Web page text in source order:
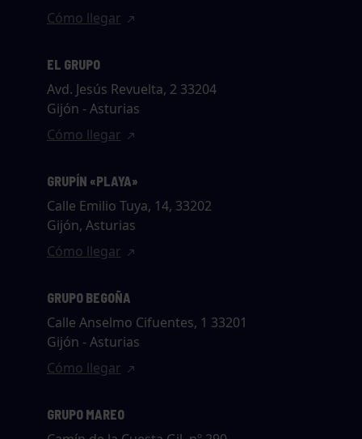
Cómo llegar
EL GRUPO
Avd. Jesús Revuelta, 2 33204
Gijón - Asturias
Cómo llegar
GRUPÍN «PLAYA»
Calle Emilio Tuya, 14, 33202
Gijón, Asturias
Cómo llegar
GRUPO BEGOÑA
Calle Anselmo Cifuentes, 1 33201
Gijón - Asturias
Cómo llegar
GRUPO MAREO